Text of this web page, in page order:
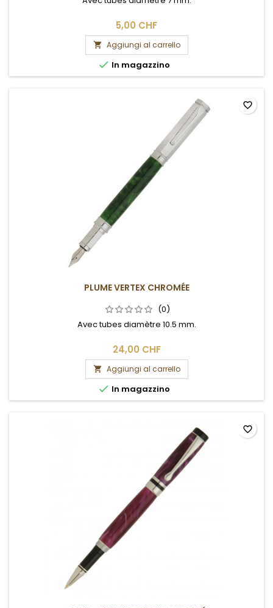
5,00 CHF
 Aggiungi al carrello
 In magazzino
PLUME VERTEX CHROMÉE
(0)
Avec tubes diamètre 10.5 mm.
24,00 CHF
 Aggiungi al carrello
 In magazzino
favorite_border
favorite_border